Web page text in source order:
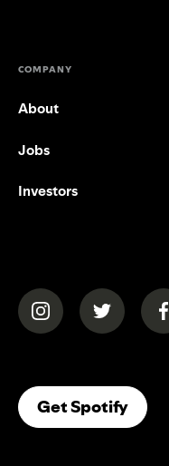
COMPANY
About
Jobs
Investors
(opens in a new
(opens
Get Spotify